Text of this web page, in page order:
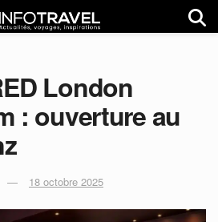
London
: ouverture au
18 octobre 2025